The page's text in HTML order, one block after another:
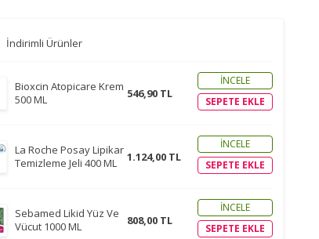
İndirimli Ürünler
Bioxcin Atopicare Krem
500 ML
546,90 TL
İNCELE
SEPETE EKLE
La Roche Posay Lipikar
Temizleme Jeli 400 ML
1.124,00 TL
İNCELE
SEPETE EKLE
Sebamed Likid Yüz Ve
Vücut 1000 ML
808,00 TL
İNCELE
SEPETE EKLE